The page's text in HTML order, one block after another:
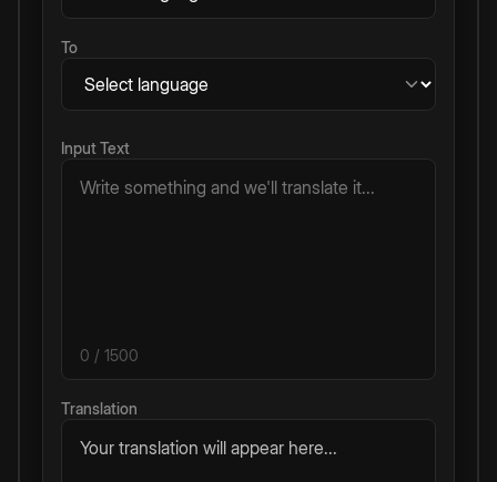
To
Input Text
0 / 1500
Translation
Your translation will appear here...